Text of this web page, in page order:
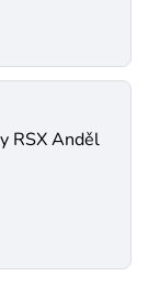
RSX Anděl